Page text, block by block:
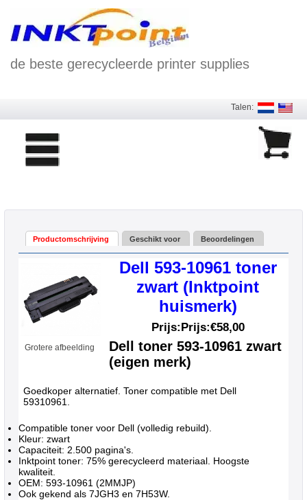
de beste gerecycleerde printer supplies
Talen:
Productomschrijving Geschikt voor Beoordelingen
Grotere afbeelding
Dell 593-10961 toner
zwart (Inktpoint
huismerk)
Prijs:Prijs:€58,00
Dell toner 593-10961 zwart
(eigen merk)
Goedkoper alternatief. Toner compatible met Dell
59310961.
Compatible toner voor Dell (volledig rebuild).
Kleur: zwart
Capaciteit: 2.500 pagina's.
Inktpoint toner: 75% gerecycleerd materiaal. Hoogste
kwaliteit.
OEM: 593-10961 (2MMJP)
Ook gekend als 7JGH3 en 7H53W.